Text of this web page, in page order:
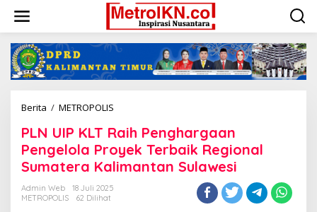
konten
Berita / METROPOLIS
KLT
Raih
Penghargaan
Pengelola
PLN UIP KLT Raih Penghargaan
Pengelola Proyek Terbaik Regional
Sumatera Kalimantan Sulawesi
Admin Web
18 Juli 2025
METROPOLIS
62 Dilihat